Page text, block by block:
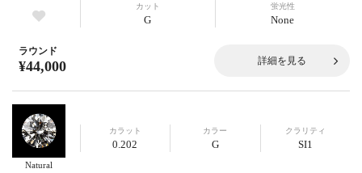
カット
G
蛍光性
None
ラウンド
¥44,000 詳細を見る
Natural
カラット
0.202
カラー
G
クラリティ
SI1